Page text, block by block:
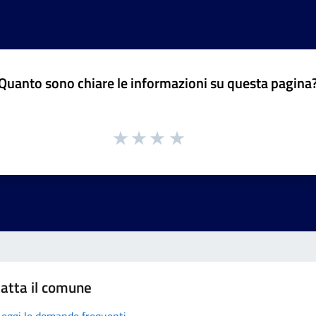
sono chiare le informazioni su questa
il comune